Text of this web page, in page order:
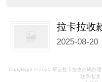
拉卡拉收
2025-08-20
CopyRight © 2025 翠云拉卡拉收款码办
联系电话